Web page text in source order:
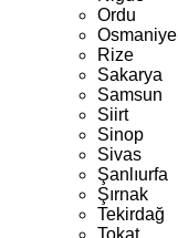
Ordu
Osmaniye
Rize
Sakarya
Samsun
Siirt
Sinop
Sivas
Şanlıurfa
Şırnak
Tekirdağ
Tokat